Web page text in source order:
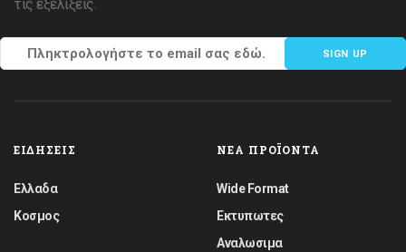
τις εξελίξεις.
SIGN UP
ΕΙΔΉΣΕΙΣ
Ελλαδα
Κοσμος
ΝΈΑ ΠΡΟΪΌΝΤΑ
Wide Format
Εκτυπωτες
Αναλωσιμα